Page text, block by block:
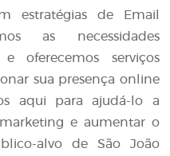
estratégias de Email
as necessidades
oferecemos serviços
sua presença online
aqui para ajudá-lo a
e aumentar o
alvo de São João